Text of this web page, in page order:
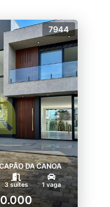
7944
DA CANOA
3 suítes 1 vaga